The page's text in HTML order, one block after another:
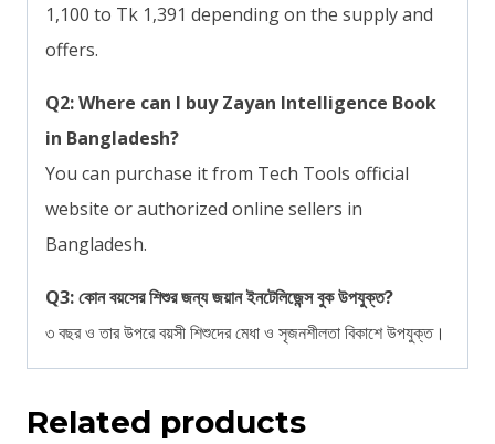
1,100 to Tk 1,391 depending on the supply and
offers.
Q2: Where can I buy Zayan Intelligence Book
in Bangladesh?
You can purchase it from Tech Tools official
website or authorized online sellers in
Bangladesh.
Q3: কোন বয়সের শিশুর জন্য জয়ান ইনটেলিজেন্স বুক উপযুক্ত?
৩ বছর ও তার উপরে বয়সী শিশুদের মেধা ও সৃজনশীলতা বিকাশে উপযুক্ত।
Related products